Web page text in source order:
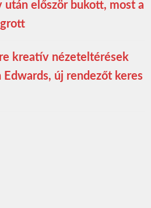
után először bukott, most a
kreatív nézeteltérések
új rendezőt keres